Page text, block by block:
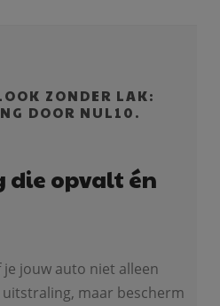
ZONDER LAK:
DOOR NUL10.
die opvalt én
jouw auto niet alleen
maar bescherm